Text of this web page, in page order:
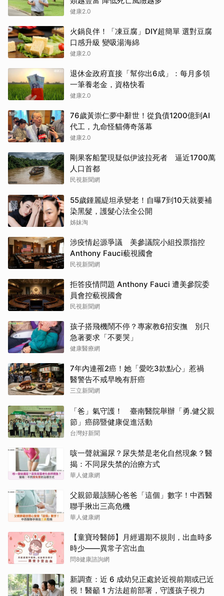
健康2.0
火鍋良伴！「凍豆腐」DIY超簡單 選對豆腐
口感升級 變吸湯海綿
健康2.0
退休金政府直接「幫你出6成」：每月多領
一筆養老金，資格快看
健康2.0
76歲黃崇仁夢中辭世！從負債1200億到AI
代工，九命怪貓傳奇落幕
健康2.0
剛果客船驚現疑似伊波拉死者 逼近1700萬
人口首都
民視新聞網
55歲鍾麗緹坦承變老！自曝7到10天就要補
染黑髮，護髮心法全公開
姊妹淘
涉疫情起源爭議 美參議院小組投票指控
Anthony Fauci藐視國會
民視新聞網
拒答疫情問題 Anthony Fauci 遭美參院委
員會控藐視國會
民視新聞網
孩子搭飛機鬧不停？專家教6招安撫 別只
急著要求「不要哭」
健康醫療網
7年內連罹2癌！她「愛吃3款點心」惹禍
醫警告不戒早晚有肝癌
三立新聞網
「爸」氣守護！ 臺南醫院舉辦「勇.健父親
節」癌篩暨健康促進活動
台灣好新聞
咳一聲就漏尿？尿失禁是老化自然現象？醫
揭：不同尿失禁的治療方式
華人健康網
父親節最該關心爸爸「這個」數字！中西醫
聯手揪出三高危機
華人健康網
【童寶玲醫師】月經週期不規則，出血時多
時少——異常子宮出血
問8健康諮詢網
新調查：近 6 成幼兒正處於近視前期或已近
視！醫籲 1 方法超前部署，守護孩子視力